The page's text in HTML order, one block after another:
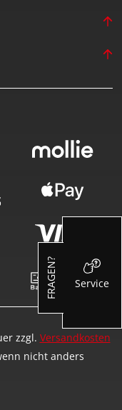
zzgl. Versandkosten
nicht anders
FRAGEN? Service